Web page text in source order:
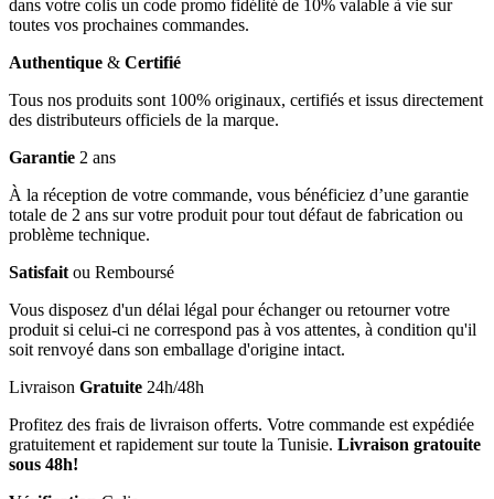
dans votre colis un code promo fidélité de 10% valable à vie sur
toutes vos prochaines commandes.
Authentique & Certifié
Tous nos produits sont 100% originaux, certifiés et issus directement
des distributeurs officiels de la marque.
Garantie 2 ans
À la réception de votre commande, vous bénéficiez d’une garantie
totale de 2 ans sur votre produit pour tout défaut de fabrication ou
problème technique.
Satisfait ou Remboursé
Vous disposez d'un délai légal pour échanger ou retourner votre
produit si celui-ci ne correspond pas à vos attentes, à condition qu'il
soit renvoyé dans son emballage d'origine intact.
Livraison Gratuite 24h/48h
Profitez des frais de livraison offerts. Votre commande est expédiée
gratuitement et rapidement sur toute la Tunisie. Livraison gratouite
sous 48h!